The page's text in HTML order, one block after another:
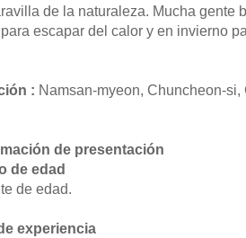
de la naturaleza. Mucha gente
escapar del calor y en invierno
: Namsan-myeon, Chuncheon-si,
de presentación
de edad
de edad.
experiencia